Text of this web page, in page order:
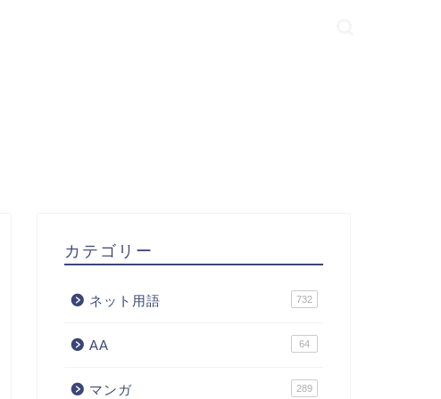
カテゴリー
ネット用語 732
AA 64
マンガ 289